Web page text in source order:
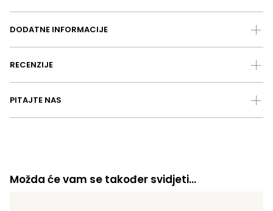
DODATNE INFORMACIJE
RECENZIJE
PITAJTE NAS
Možda će vam se također svidjeti…